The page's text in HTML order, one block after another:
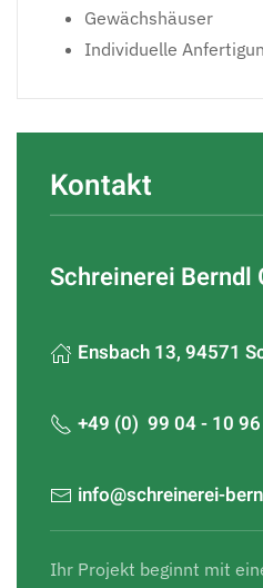
Gewächshäuser
Individuelle
Kontakt
Schreinerei Berndl
Ensbach 13, 94571
+49 (0) 99 04 - 10 96
info@schreinerei-
Ihr Projekt beginnt mit